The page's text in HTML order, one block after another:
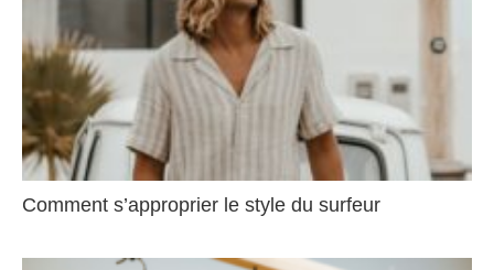
Comment s’approprier le style du surfeur